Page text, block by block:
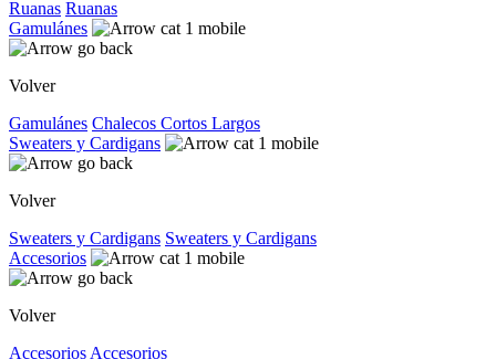
Ruanas Ruanas
Gamulánes
Volver
Gamulánes Chalecos Cortos Largos
Sweaters y Cardigans
Volver
Sweaters y Cardigans Sweaters y Cardigans
Accesorios
Volver
Accesorios Accesorios